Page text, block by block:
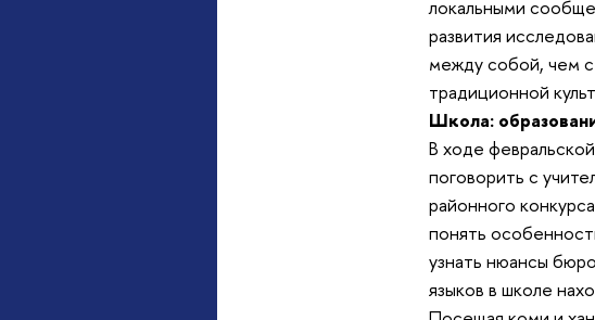
локальными
развития
между собой, чем
традиционной
Школа:
В ходе
поговорить с
районного
понять
узнать нюансы
языков в школе